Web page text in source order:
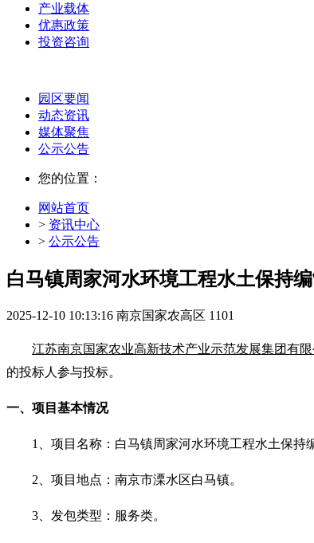
产业载体
优惠政策
投资咨询
园区要闻
动态资讯
媒体聚焦
公示公告
您的位置：
网站首页
> 资讯中心
> 公示公告
白马镇周家河水环境工程水土保持
2025-12-10 10:13:16 南京国家农高区 1101
江苏南京国家农业高新技术产业示范发展集团有限
的投标人 参与投标。
一、项目基本情况
1 项目名称 ：白马镇周家河水环境工程水土保持
2、项目地点： 南京市溧水区白马镇。
3、发包类型：服务类。